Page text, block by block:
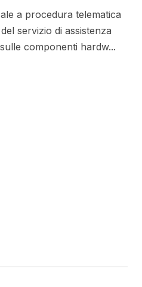
a procedura telematica
servizio di assistenza
componenti hardw...